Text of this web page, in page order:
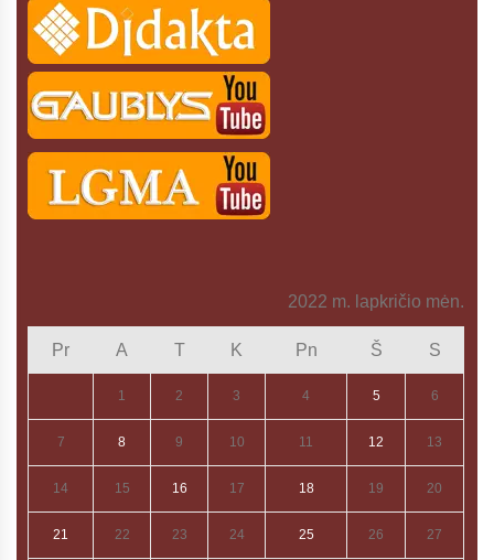
2022 m. lapkričio mėn.
Pr A T K Pn Š S
1 2 3 4 5 6
7 8 9 10 11 12 13
14 15 16 17 18 19 20
21 22 23 24 25 26 27